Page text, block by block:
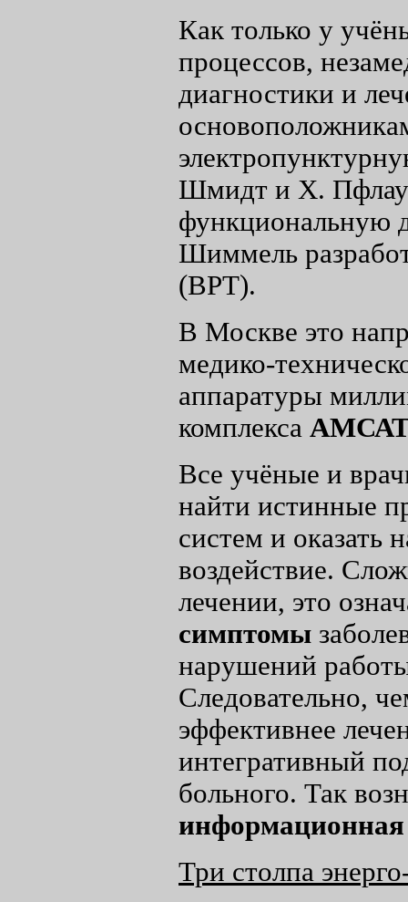
Как только у
процессов,
диагностики и
Шмидт и Х.
функциональную
Шиммель
(ВРТ).
В Москве это
медико-
аппаратуры
комплекса
Все учёные и
найти истинные
систем и оказать
воздействие.
лечении, это
симптомы
нарушений
Следовательно,
эффективнее
интегративный
больного. Так
Три столпа